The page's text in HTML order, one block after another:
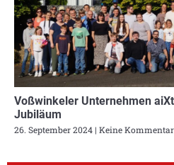
Voßwinkeler Unternehmen
Jubiläum
26. September 2024 Keine